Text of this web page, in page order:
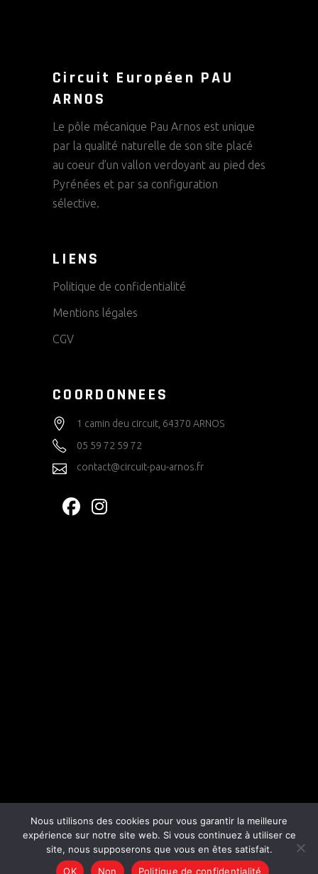
Circuit Européen PAU
ARNOS
Le pôle mécanique Pau Arnos est unique
par la qualité naturelle de son site placé
au coeur d’un vallon verdoyant au pied des
Pyrénées et par sa configuration
sélective.
LIENS
Politique de confidentialité
Mentions légales
CGV
COORDONNEES
1 camin deu circuit, 64370 ARNOS
05 59 72 59 72
contact@circuit-pau-arnos.fr
COPYRIGHT 2023 © ZKDIGITAL
Nous utilisons des cookies pour vous garantir la meilleure
expérience sur notre site web. Si vous continuez à utiliser ce
site, nous supposerons que vous en êtes satisfait.
OK
Non Politique de confidentialité